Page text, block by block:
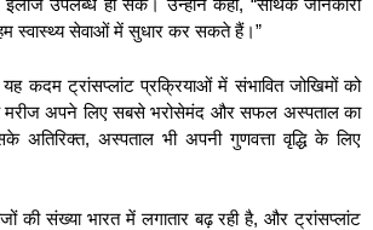
उपलब्ध हो सकें। उन्होंने कहा, “सार्थक जानकारी
हम स्वास्थ्य सेवाओं में सुधार कर सकते हैं।”
यह कदम ट्रांसप्लांट प्रक्रियाओं में संभावित जोखिमों को
मरीज अपने लिए सबसे भरोसेमंद और सफल अस्पताल का
अस्पताल भी अपनी गुणवत्ता वृद्धि के लिए
की संख्या भारत में लगातार बढ़ रही है, और ट्रांसप्लांट